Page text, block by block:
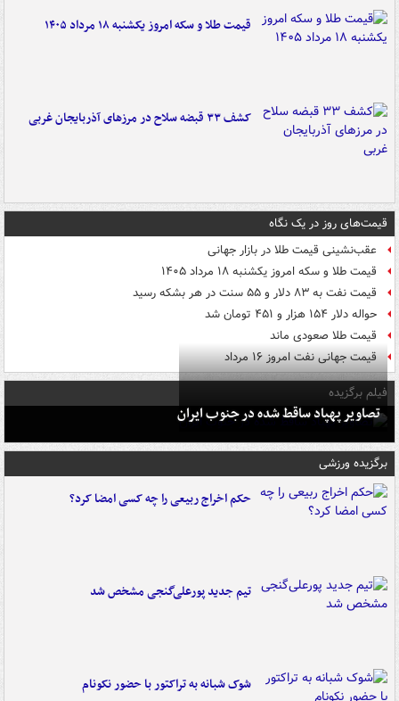
قیمت طلا و سکه امروز یکشنبه ۱۸ مرداد ۱۴۰۵
کشف ۳۳ قبضه سلاح در مرزهای آذربایجان غربی
قیمت‌های روز در یک نگاه
عقب‌نشینی قیمت طلا در بازار جهانی
قیمت طلا و سکه امروز یکشنبه ۱۸ مرداد ۱۴۰۵
قیمت نفت به ۸۳ دلار و ۵۵ سنت در هر بشکه رسید
حواله دلار ۱۵۴ هزار و ۴۵۱ تومان شد
قیمت طلا صعودی ماند
قیمت جهانی نفت امروز ۱۶ مرداد
فیلم برگزیده
تصاویر پهپاد ساقط شده در جنوب ایران
برگزیده ورزشی
حکم اخراج ربیعی را چه کسی امضا کرد؟
تیم جدید پورعلی‌گنجی مشخص شد
شوک شبانه به تراکتور با حضور نکونام